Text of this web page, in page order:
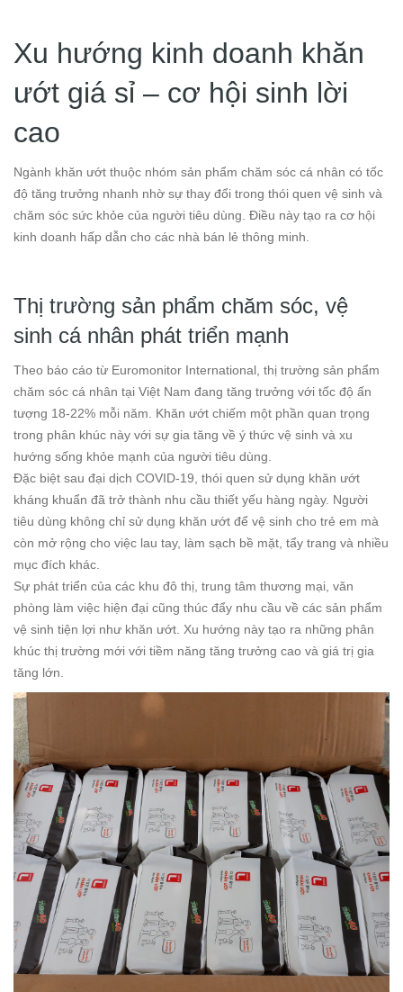
Xu hướng kinh doanh khăn
ướt giá sỉ – cơ hội sinh lời
cao
Ngành khăn ướt thuộc nhóm sản phẩm chăm sóc cá nhân có tốc
độ tăng trưởng nhanh nhờ sự thay đổi trong thói quen vệ sinh và
chăm sóc sức khỏe của người tiêu dùng. Điều này tạo ra cơ hội
kinh doanh hấp dẫn cho các nhà bán lẻ thông minh.
Thị trường sản phẩm chăm sóc, vệ
sinh cá nhân phát triển mạnh
Theo báo cáo từ Euromonitor International, thị trường sản phẩm
chăm sóc cá nhân tại Việt Nam đang tăng trưởng với tốc độ ấn
tượng 18-22% mỗi năm. Khăn ướt chiếm một phần quan trọng
trong phân khúc này với sự gia tăng về ý thức vệ sinh và xu
hướng sống khỏe mạnh của người tiêu dùng.
Đặc biệt sau đại dịch COVID-19, thói quen sử dụng khăn ướt
kháng khuẩn đã trở thành nhu cầu thiết yếu hàng ngày. Người
tiêu dùng không chỉ sử dụng khăn ướt để vệ sinh cho trẻ em mà
còn mở rộng cho việc lau tay, làm sạch bề mặt, tẩy trang và nhiều
mục đích khác.
Sự phát triển của các khu đô thị, trung tâm thương mại, văn
phòng làm việc hiện đại cũng thúc đẩy nhu cầu về các sản phẩm
vệ sinh tiện lợi như khăn ướt. Xu hướng này tạo ra những phân
khúc thị trường mới với tiềm năng tăng trưởng cao và giá trị gia
tăng lớn.